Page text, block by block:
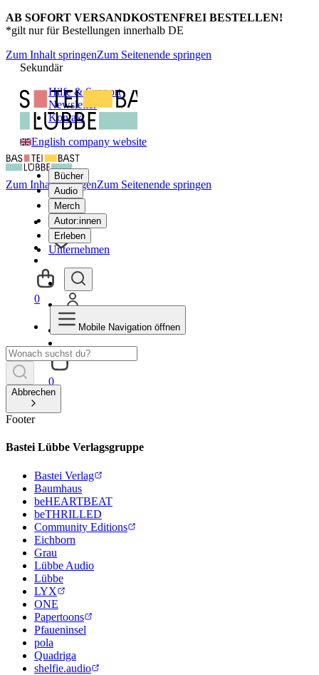
AB SOFORT VERSANDKOSTENFREI BESTELLEN!
*gilt nur für Bestellungen innerhalb DE
Zum Inhalt springenZum Seitenende springen
Sekundär
Hilfe & Support
Newsletter
Kontakt
English company website
Bücher
Audio
Merch
Autor:innen
Erleben
Unternehmen
0
Zum Inhalt springenZum Seitenende springen
0
Mobile Navigation öffnen
Abbrechen
Footer
Bastei Lübbe Verlagsgruppe
Bastei Verlag
Baumhaus
beHEARTBEAT
beTHRILLED
Community Editions
Eichborn
Grau
Lübbe Audio
Lübbe
LYX
ONE
Papertoons
Pfaueninsel
pola
Quadriga
shelfie.audio